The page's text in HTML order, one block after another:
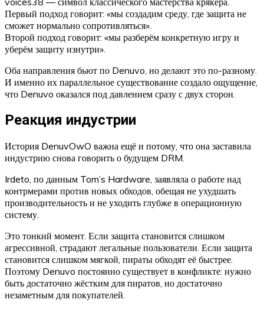
Первый подход говорит: «мы создадим среду, где защита не
сможет нормально сопротивляться».
Второй подход говорит: «мы разберём конкретную игру и
уберём защиту изнутри».
Оба направления бьют по Denuvo, но делают это по-разному.
И именно их параллельное существование создало ощущение,
что Denuvo оказался под давлением сразу с двух сторон.
Реакция индустрии
История DenuvOwO важна ещё и потому, что она заставила
индустрию снова говорить о будущем DRM.
Irdeto, по данным Tom’s Hardware, заявляла о работе над
контрмерами против новых обходов, обещая не ухудшать
производительность и не уходить глубже в операционную
систему.
Это тонкий момент. Если защита становится слишком
агрессивной, страдают легальные пользователи. Если защита
становится слишком мягкой, пираты обходят её быстрее.
Поэтому Denuvo постоянно существует в конфликте: нужно
быть достаточно жёстким для пиратов, но достаточно
незаметным для покупателей.